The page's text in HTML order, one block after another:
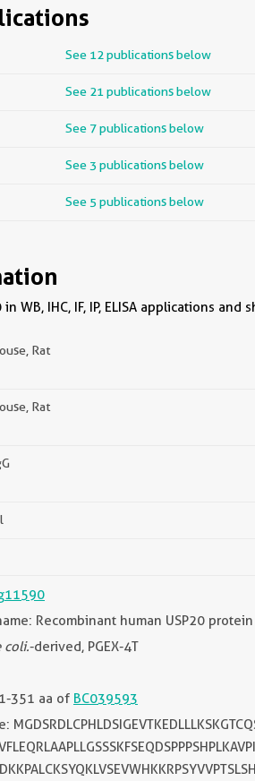
See 12 publications below
See 21 publications below
See 7 publications below
See 3 publications below
See 5 publications below
WB, IHC, IF, IP, ELISA applications
Rat
Rat
Recombinant human USP20 protein
coli.-derived, PGEX-4T
351 aa of BC039593